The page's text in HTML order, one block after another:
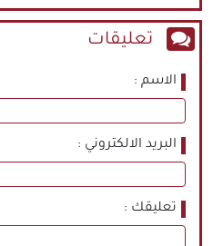
تعليقات
الاسم
البريد الالكتروني
تعليقك